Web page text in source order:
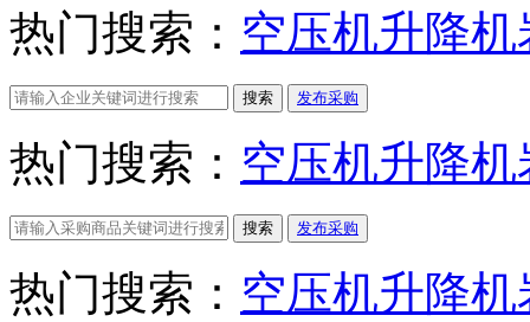
热门搜索： 空压机升降机
搜索 发布采购
热门搜索： 空压机升降机
搜索 发布采购
热门搜索： 空压机升降机